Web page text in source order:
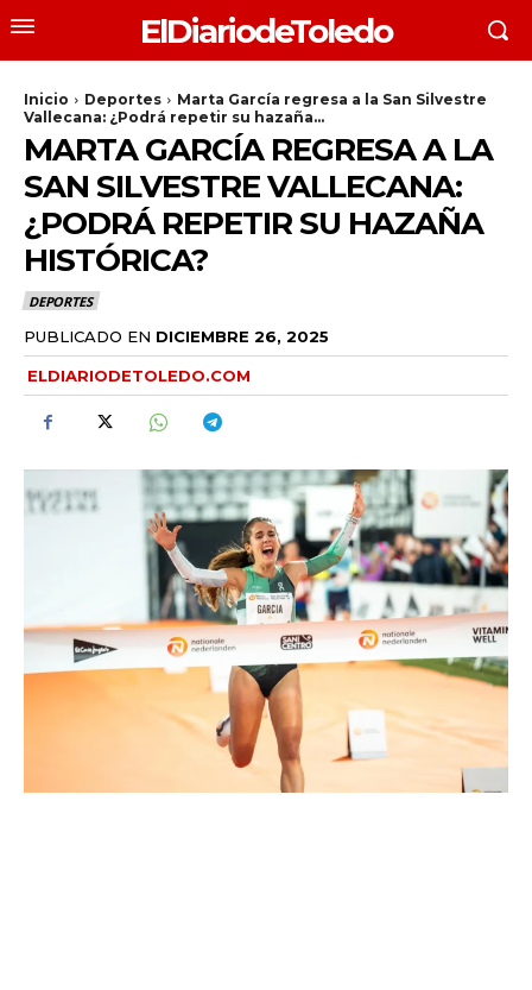
ElDiariodeToledo
Inicio Deportes
Marta García regresa a la San Silvestre
Vallecana: ¿Podrá repetir su hazaña...
MARTA GARCÍA REGRESA A LA
SAN SILVESTRE VALLECANA:
¿PODRÁ REPETIR SU HAZAÑA
HISTÓRICA?
DEPORTES
PUBLICADO EN DICIEMBRE 26, 2025
ELDIARIODETOLEDO.COM